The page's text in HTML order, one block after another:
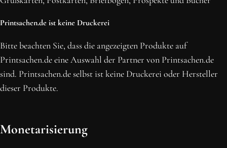
Printsachen.de ist keine Druckerei
Bitte beachten Sie, dass die angezeigten Produkte auf
Printsachen.de eine Auswahl der Partner von Printsachen.de
sind. Printsachen.de selbst ist keine Druckerei oder Hersteller
dieser Produkte.
Monetarisierung